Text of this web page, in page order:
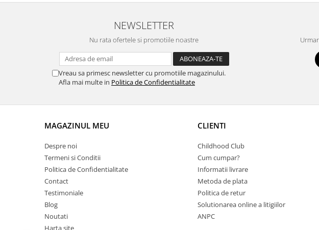
NEWSLETTER
Nu rata ofertele si promotiile noastre
Vreau sa primesc newsletter cu promotiile magazinului.
Afla mai multe in Politica de Confidentialitate
MAGAZINUL MEU
Despre noi
Termeni si Conditii
Politica de Confidentialitate
Contact
Testimoniale
Blog
Noutati
Harta site
CLIENTI
Childhood Club
Cum cumpar?
Informatii livrare
Metoda de plata
Politica de retur
Solutionarea online a litigiilor
ANPC